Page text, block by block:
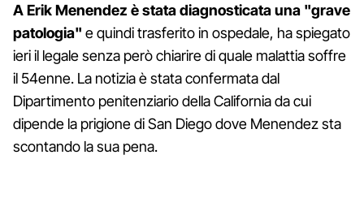
A Erik Menendez è stata diagnosticata una "grave
patologia" e quindi trasferito in ospedale, ha spiegato
ieri il legale senza però chiarire di quale malattia soffre
il 54enne. La notizia è stata confermata dal
Dipartimento penitenziario della California da cui
dipende la prigione di San Diego dove Menendez sta
scontando la sua pena.